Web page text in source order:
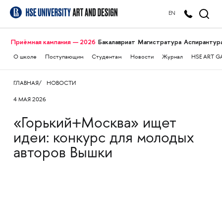
EN
Приёмная кампания — 2026 Бакалавриат Магистратура
О школе Поступающим Студентам Новости Журнал HSE ART
ГЛАВНАЯ НОВОСТИ
4 МАЯ 2026
«Горький+Москва» ищет
идеи: конкурс для молодых
авторов Вышки